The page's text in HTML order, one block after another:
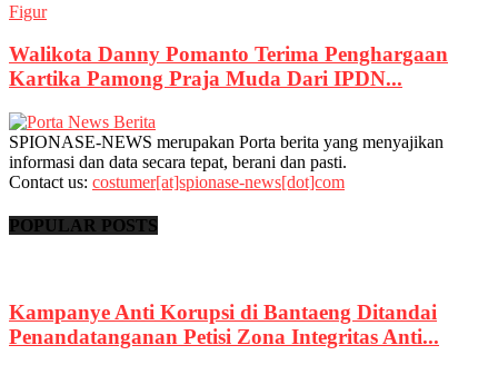
Figur
Walikota Danny Pomanto Terima Penghargaan
Kartika Pamong Praja Muda Dari IPDN...
SPIONASE-NEWS merupakan Porta berita yang menyajikan
informasi dan data secara tepat, berani dan pasti.
Contact us: costumer[at]spionase-news[dot]com
POPULAR POSTS
Kampanye Anti Korupsi di Bantaeng Ditandai
Penandatanganan Petisi Zona Integritas Anti...